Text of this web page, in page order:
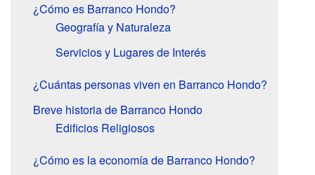
¿Cómo es Barranco Hondo?
Geografía y Naturaleza
Servicios y Lugares de Interés
¿Cuántas personas viven en Barranco Hondo?
Breve historia de Barranco Hondo
Edificios Religiosos
¿Cómo es la economía de Barranco Hondo?